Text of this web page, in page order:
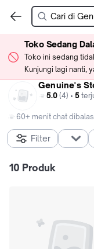
Toko Sedang
Toko ini sedang
Kunjungi lagi nanti,
Genuine's
5.0 (4) • 5
60+ menit chat dibalas
Filter
10 Produk